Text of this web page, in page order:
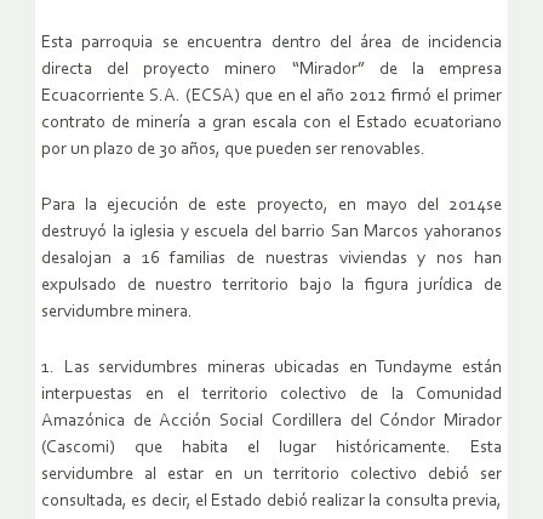
Esta parroquia se encuentra dentro del área de incidencia
directa del proyecto minero “Mirador” de la empresa
Ecuacorriente S.A. (ECSA) que en el año 2012 firmó el primer
contrato de minería a gran escala con el Estado ecuatoriano
por un plazo de 30 años, que pueden ser renovables.
Para la ejecución de este proyecto, en mayo del 2014se
destruyó la iglesia y escuela del barrio San Marcos yahoranos
desalojan a 16 familias de nuestras viviendas y nos han
expulsado de nuestro territorio bajo la figura jurídica de
servidumbre minera.
1. Las servidumbres mineras ubicadas en Tundayme están
interpuestas en el territorio colectivo de la Comunidad
Amazónica de Acción Social Cordillera del Cóndor Mirador
(Cascomi) que habita el lugar históricamente. Esta
servidumbre al estar en un territorio colectivo debió ser
consultada, es decir, el Estado debió realizar la consulta previa,